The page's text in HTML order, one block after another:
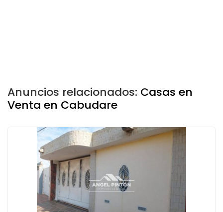
Anuncios relacionados: Casas en
Venta en Cabudare